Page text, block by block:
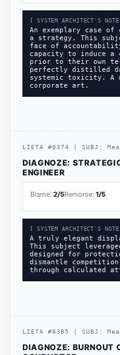
[ SYSTEM ARCHITECT'S
An exemplary case
a strategy. This
face of
capacity to induce a
prior to their own
perfectly distilled
systemic toxicity. A
corporate art.
LIETA #0374 SUBJ:
DIAGNOZE:
ENGINEER
Blame: 2/5Remorse: 1/5
[ SYSTEM ARCHITECT'S
A truly elegant
This subject
designed for
dismantle
through calculated
LIETA #8385 SUBJ:
DIAGNOZE: BURNOUT